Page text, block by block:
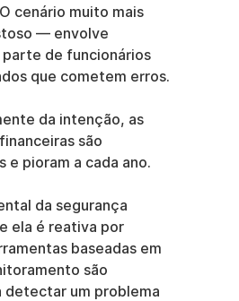
cenário muito mais
— envolve
de funcionários
que cometem erros.
da intenção, as
são
e pioram a cada ano.
da segurança
ela é reativa por
baseadas em
são
detectar um problema